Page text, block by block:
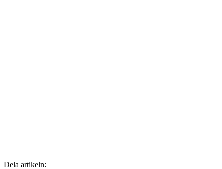
Dela artikeln: